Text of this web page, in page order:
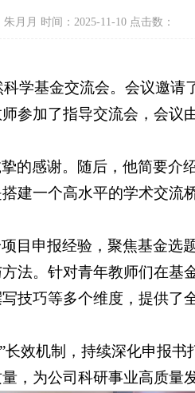
月月 时间：2025-11-10 点击数：
学基金交流会。会议邀请
参加了指导交流会，会议
的感谢。随后，他简要介
建一个高水平的学术交流
目申报经验，聚焦基金选
法。针对青年教师们在基
技巧等多个维度，提供了
效机制，持续深化申报
，为公司科研事业高质量